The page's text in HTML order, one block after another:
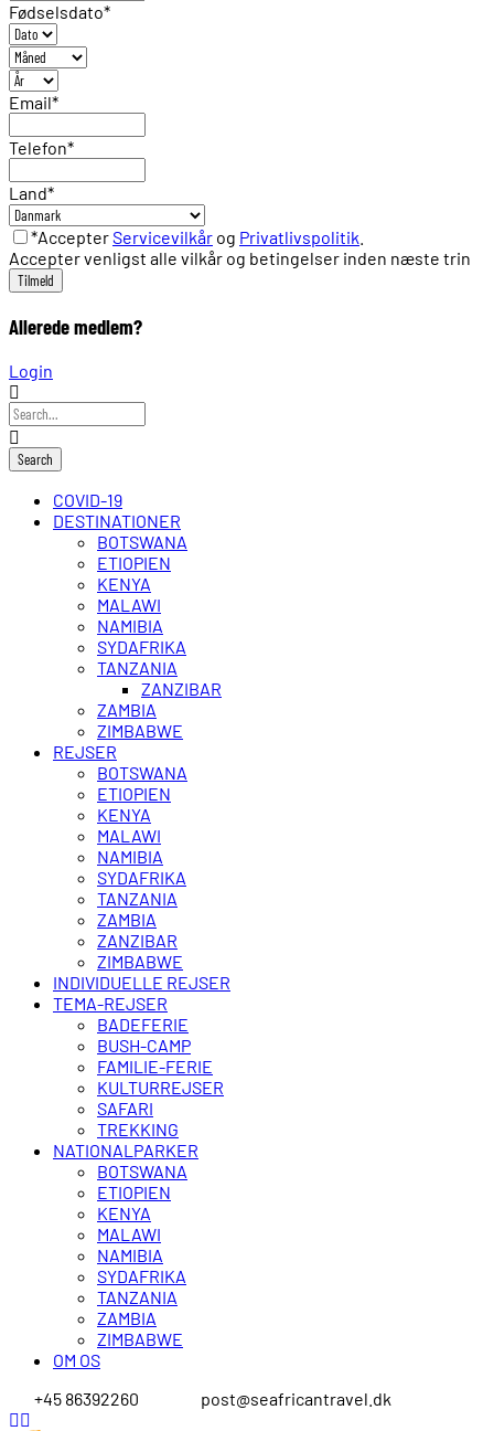
Fødselsdato*
Email*
Telefon*
Land*
*AccepterServicevilkår og Privatlivspolitik
Accepter venligst alle vilkår og betingelser inden næste trin
Allerede medlem?
Login
COVID-19
DESTINATIONER
BOTSWANA
ETIOPIEN
KENYA
MALAWI
NAMIBIA
SYDAFRIKA
TANZANIA
ZANZIBAR
ZAMBIA
ZIMBABWE
REJSER
BOTSWANA
ETIOPIEN
KENYA
MALAWI
NAMIBIA
SYDAFRIKA
TANZANIA
ZAMBIA
ZANZIBAR
ZIMBABWE
INDIVIDUELLE REJSER
TEMA-REJSER
BADEFERIE
BUSH-CAMP
FAMILIE-FERIE
KULTURREJSER
SAFARI
TREKKING
NATIONALPARKER
BOTSWANA
ETIOPIEN
KENYA
MALAWI
NAMIBIA
SYDAFRIKA
TANZANIA
ZAMBIA
ZIMBABWE
OM OS
+45 86392260
post@seafricantravel.dk